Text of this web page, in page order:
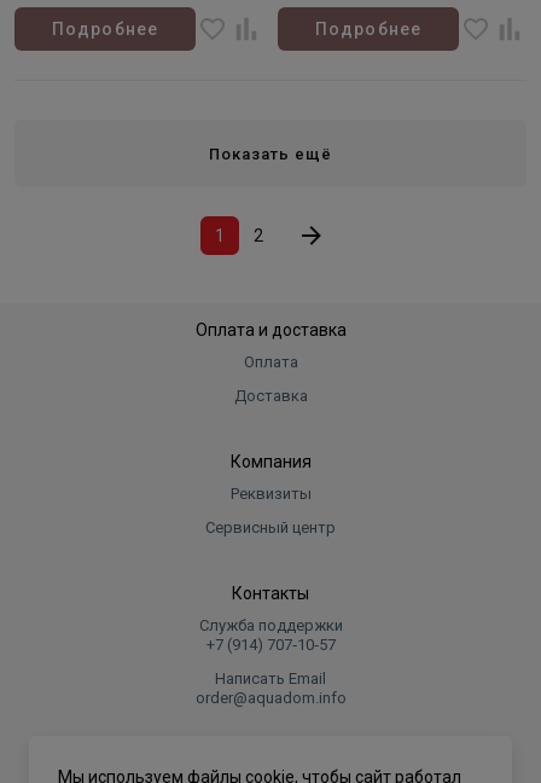
Подробнее Подробнее
Показать ещё
1 2
Оплата и доставка
Оплата
Доставка
Компания
Реквизиты
Сервисный центр
Контакты
Служба поддержки
+7 (914) 707‑10‑57
Написать Email
order@aquadom.info
Мы используем файлы cookie, чтобы сайт работал